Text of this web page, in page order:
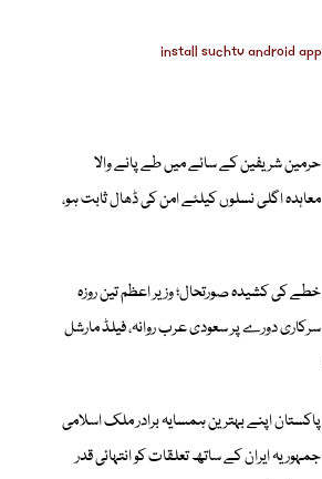
حرمین شریفین کے سائے میں طے پانے والا
معاہدہ اگلی نسلوں کیلئے امن کی ڈھال ثابت ہو،
خطے کی کشیدہ صورتحال؛ وزیر اعظم تین روزہ
سرکاری دورے پر سعودی عرب روانہ، فیلڈ مارشل
پاکستان اپنے بہترین ہمسایہ برادر ملک اسلامی
جمہوریہ ایران کے ساتھ تعلقات کو انتہائی قدر